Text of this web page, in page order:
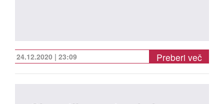
24.12.2020 | 23:09 Preberi več